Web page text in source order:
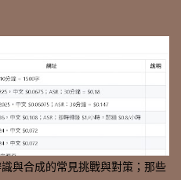
與合成的常見挑戰與對策；那些